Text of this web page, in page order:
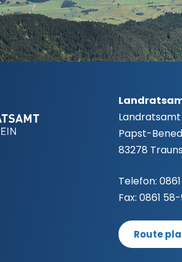
Papst-
83278
Telefon:
Fax: 0861
Route